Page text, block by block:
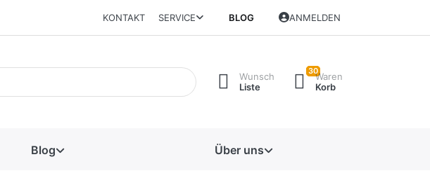
KONTAKT SERVICE BLOG ANMELDEN
Wunsch
Liste
30Waren
Korb
Blog Über uns